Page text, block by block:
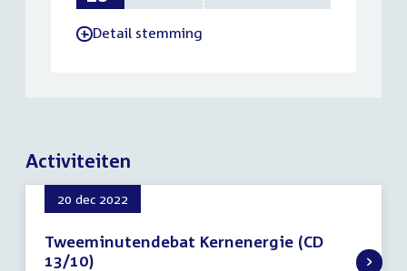
-Detail stemming
Activiteiten
20 dec 2022
Tweeminutendebat Kernenergie (CD
13/10)